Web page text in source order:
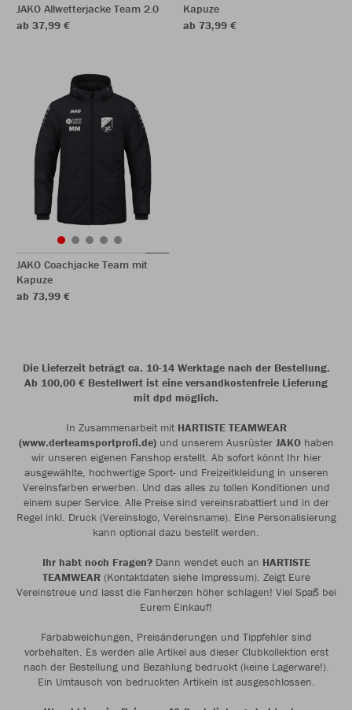
JAKO Allwetterjacke Team 2.0
ab 37,99 €
Kapuze
ab 73,99 €
JAKO Coachjacke Team mit
Kapuze
ab 73,99 €
Die Lieferzeit beträgt ca. 10-14 Werktage nach der Bestellung.
Ab 100,00 € Bestellwert ist eine versandkostenfreie Lieferung
mit dpd möglich.
In Zusammenarbeit mit HARTISTE TEAMWEAR
(www.derteamsportprofi.de)und unserem Ausrüster JAKOhaben
wir unseren eigenen Fanshop erstellt. Ab sofort könnt Ihr hier
ausgewählte, hochwertige Sport- und Freizeitkleidung in unseren
Vereinsfarben erwerben. Und das alles zu tollen Konditionen und
einem super Service. Alle Preise sind vereinsrabattiert und in der
Regel inkl. Druck (Vereinslogo, Vereinsname). Eine Personalisierung
kann optional dazu bestellt werden.
Ihr habt noch Fragen? Dann wendet euch an HARTISTE
TEAMWEAR(Kontaktdaten siehe Impressum). Zeigt Eure
Vereinstreue und lasst die Fanherzen höher schlagen! Viel Spaß bei
Eurem Einkauf!
Farbabweichungen, Preisänderungen und Tippfehler sind
vorbehalten. Es werden alle Artikel aus dieser Clubkollektion erst
nach der Bestellung und Bezahlung bedruckt (keine Lagerware!).
Ein Umtausch von bedruckten Artikeln ist ausgeschlossen.